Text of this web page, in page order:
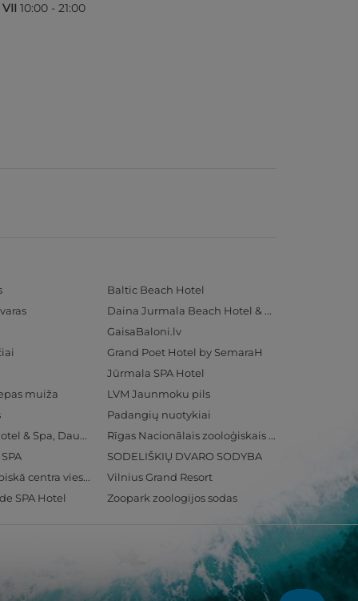
VII 10:00 - 21:00
Baltic Beach Hotel
Daina Jurmala Beach Hotel & SPA
GaisaBaloni.lv
Grand Poet Hotel by SemaraH
Jūrmala SPA Hotel
muiža
LVM Jaunmoku pils
Padangių nuotykiai
Radisson Blu Hotel & Spa, Daugava Riga
Rīgas Nacionālais zooloģiskais dārzs
SODELIŠKIŲ DVARO SODYBA
Ventspils Olimpiskā centra viesnīca
Vilnius Grand Resort
SPA Hotel Zoopark zoologijos sodas